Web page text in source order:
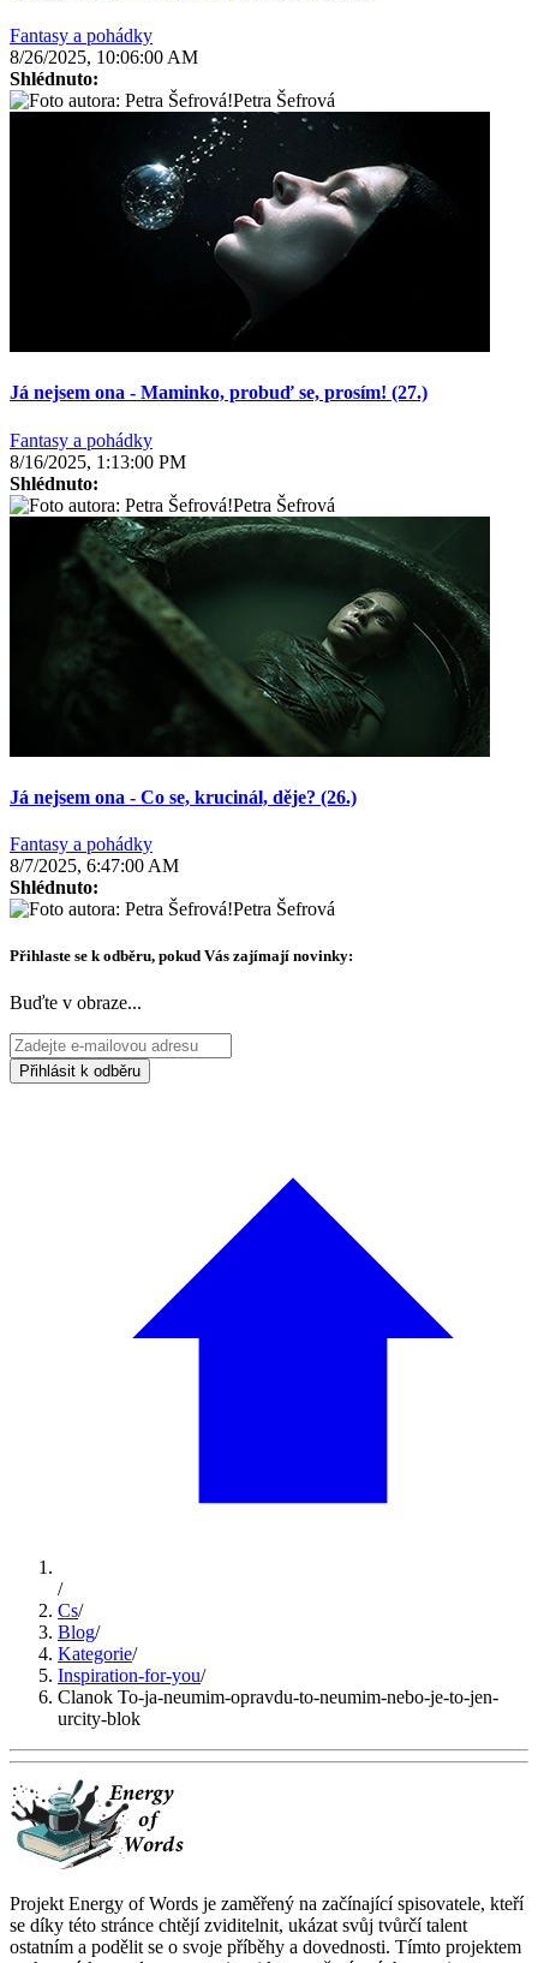
Fantasy a pohádky
8/26/2025, 10:06:00 AM
Shlédnuto:
Petra Šefrová
Já nejsem ona - Maminko, probuď se, prosím! (27.)
Fantasy a pohádky
8/16/2025, 1:13:00 PM
Shlédnuto:
Petra Šefrová
Já nejsem ona - Co se, krucinál, děje? (26.)
Fantasy a pohádky
8/7/2025, 6:47:00 AM
Shlédnuto:
Petra Šefrová
Přihlaste se k odběru, pokud Vás zajímají novinky:
Buďte v obraze...
Přihlásit k odběru
/
Cs/
Blog/
Kategorie/
Inspiration-for-you/
Clanok To-ja-neumim-opravdu-to-neumim-nebo-je-to-jen-
urcity-blok
Projekt Energy of Words je zaměřený na začínající spisovatele, kteří
se díky této stránce chtějí zviditelnit, ukázat svůj tvůrčí talent
ostatním a podělit se o svoje příběhy a dovednosti. Tímto projektem